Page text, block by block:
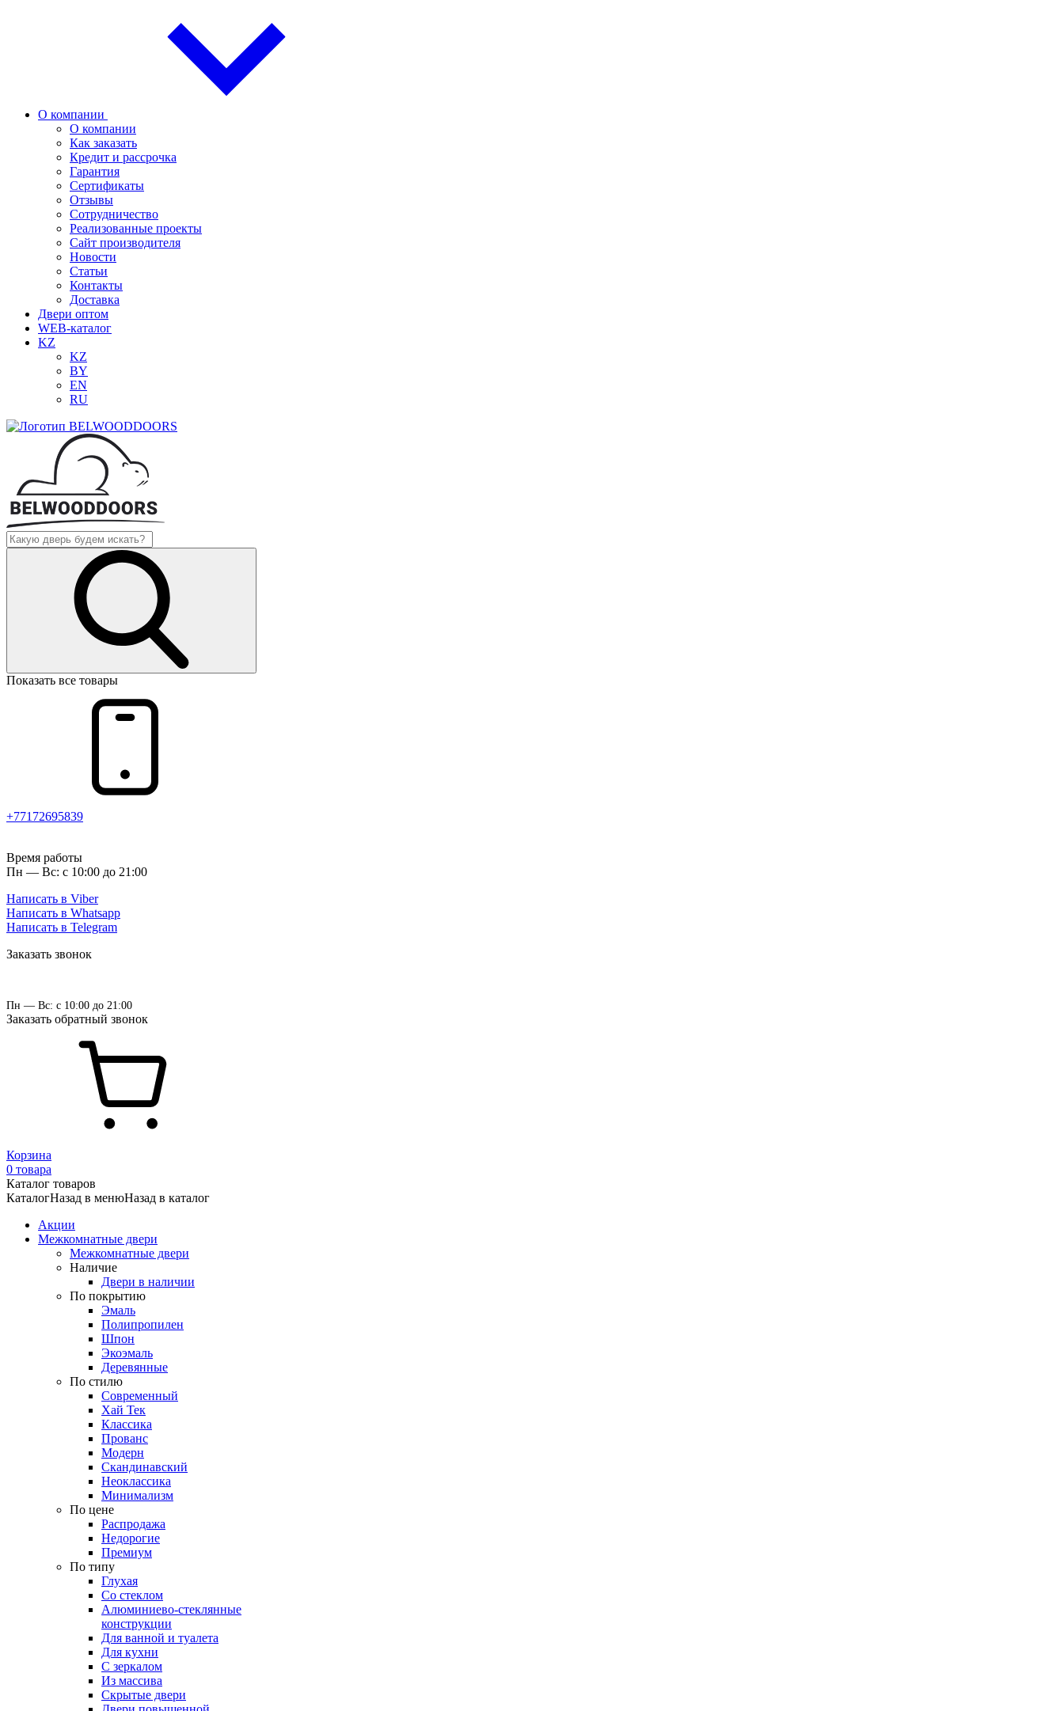
О компании
О компании
Как заказать
Кредит и рассрочка
Гарантия
Сертификаты
Отзывы
Сотрудничество
Реализованные проекты
Сайт производителя
Новости
Статьи
Контакты
Доставка
Двери оптом
WEB-каталог
KZ
KZ
BY
EN
RU
Показать все товары
+77172695839
Время работы
Пн — Вс: с 10:00 до 21:00
Написать в Viber
Написать в Whatsapp
Написать в Telegram
Заказать звонок
Пн — Вс: с 10:00 до 21:00
Заказать обратный звонок
Корзина
0 товара
Каталог товаров
КаталогНазад в менюНазад в каталог
Акции
Межкомнатные двери
Межкомнатные двери
Наличие
Двери в наличии
По покрытию
Эмаль
Полипропилен
Шпон
Экоэмаль
Деревянные
По стилю
Современный
Хай Тек
Классика
Прованс
Модерн
Скандинавский
Неоклассика
Минимализм
По цене
Распродажа
Недорогие
Премиум
По типу
Глухая
Со стеклом
Алюминиево-стеклянные
конструкции
Для ванной и туалета
Для кухни
С зеркалом
Из массива
Скрытые двери